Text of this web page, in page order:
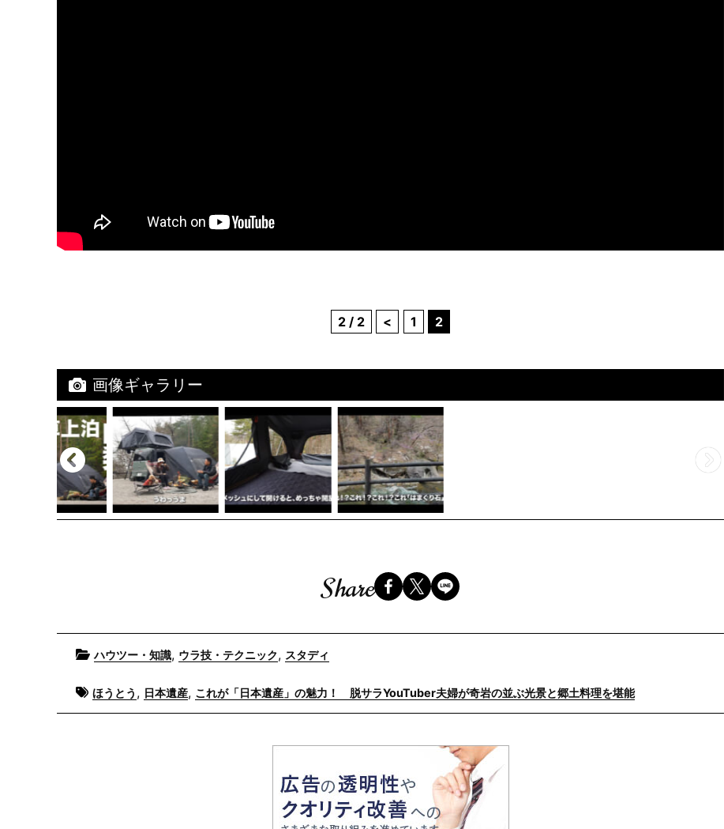
2 / 2 < 1 2
画像ギャラリー
Share
Postedハウツー・知識, ウラ技・テクニック, スタディ
Tagged
ほうとう , 日本遺産, これが「日本遺産」の魅力！ 脱サラYouTuber夫婦が奇岩の並ぶ光景と郷土料理を堪能